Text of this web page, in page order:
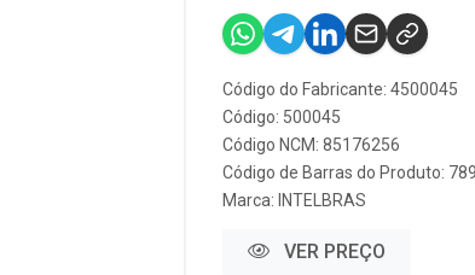
Código do Fabricante: 4500045
Código: 500045
Código NCM: 85176256
Código de Barras do Produto:
Marca: INTELBRAS
VER PREÇO